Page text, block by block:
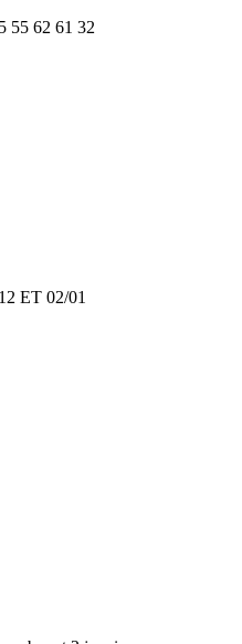
55 62 61 32
ET 02/01